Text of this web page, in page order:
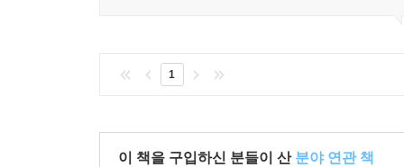
1
이 책을 구입하신 분들이 산 분야 연관 책